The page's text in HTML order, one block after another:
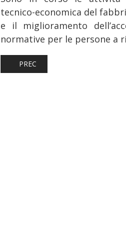
tecnico-economica del
e il miglioramento
normative per le persone a
ARTICOLO PRECEDENTE:
PREC